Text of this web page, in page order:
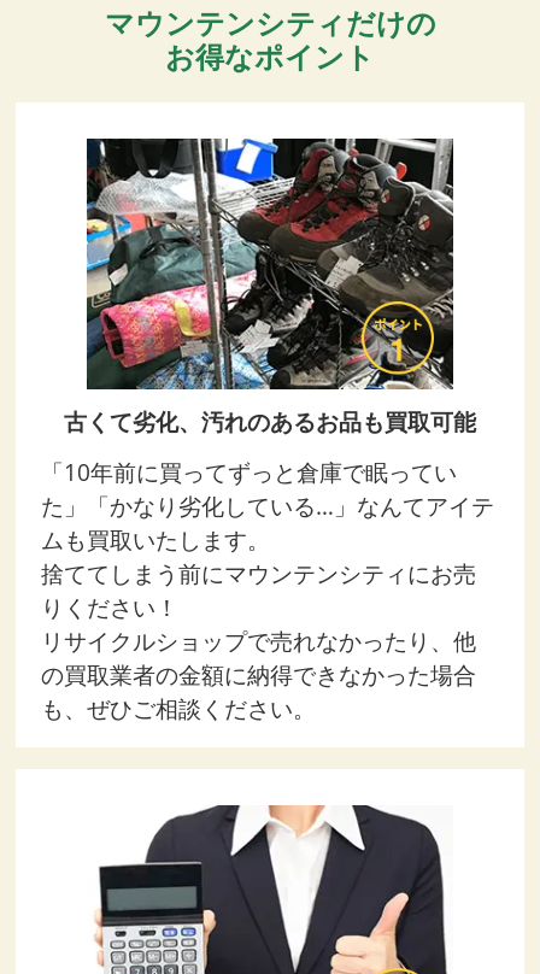
マウンテンシティだけの
お得なポイント
古くて劣化、汚れのあるお品も買取可能
「10年前に買ってずっと倉庫で眠ってい
た」「かなり劣化している…」なんてアイテ
ムも買取いたします。
捨ててしまう前にマウンテンシティにお売
りください！
リサイクルショップで売れなかったり、他
の買取業者の金額に納得できなかった場合
も、ぜひご相談ください。